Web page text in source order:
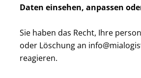
Daten einsehen, anpassen
Sie haben das Recht, Ihre
oder Löschung an
reagieren.